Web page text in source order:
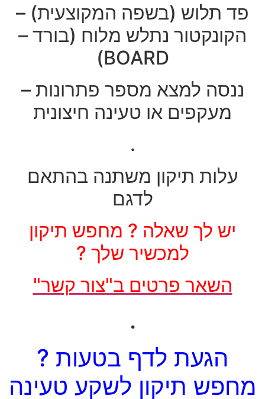
פד תלוש (בשפה המקוצעית) –
הקונקטור נתלש מלוח (בורד –
BOARD)
ננסה למצא מספר פתרונות –
מעקפים או טעינה חיצונית
.
עלות תיקון משתנה בהתאם
לדגם
יש לך שאלה ? מחפש תיקון
למכשיר שלך ?
השאר פרטים ב"צור קשר"
.
הגעת לדף בטעות ?
מחפש תיקון לשקע טעינה